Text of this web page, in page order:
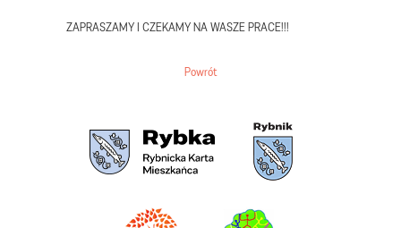
ZAPRASZAMY I CZEKAMY NA WASZE PRACE!!!
Powrót